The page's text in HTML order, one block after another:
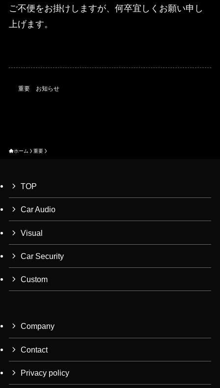
ご不便をお掛けしますが、何卒宜しくお願い申し
上げます。
重要 お知らせ
ホーム 重要
TOP
Car Audio
Visual
Car Security
Custom
Company
Contact
Privacy policy